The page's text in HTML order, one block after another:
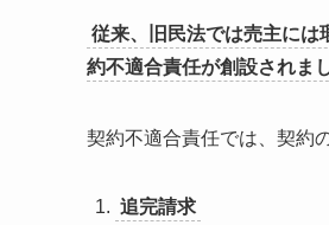
従来、旧民法では売主には
約不適合責任が創設されまし
契約不適合責任では、契約
追完請求